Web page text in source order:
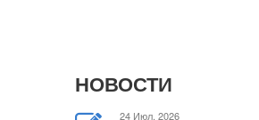
НОВОСТИ
24 Июл, 2026